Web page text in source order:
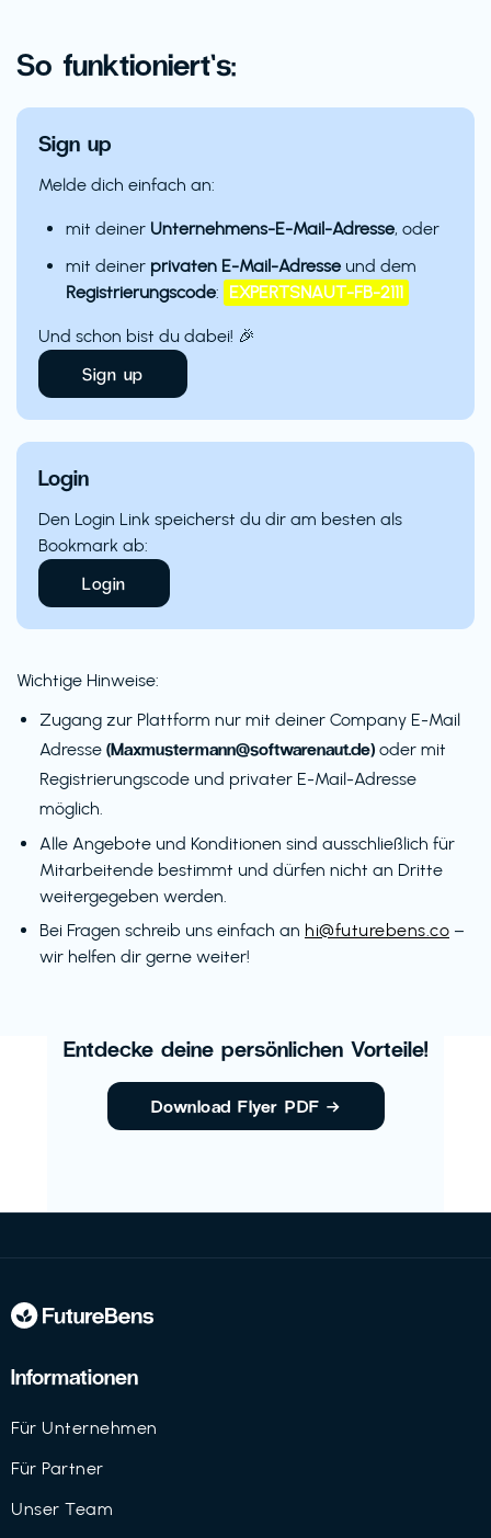
So funktioniert’s:
Sign up
Melde dich einfach an:
mit deiner Unternehmens-E-Mail-Adresse, oder
mit deiner privaten E-Mail-Adresse und dem
Registrierungscode: EXPERTSNAUT-FB-2111
Und schon bist du dabei! 🎉
Sign up
Login
Den Login Link speicherst du dir am besten als
Bookmark ab:
Login
Wichtige Hinweise:
Zugang zur Plattform nur mit deiner Company E-Mail
Adresse (Maxmustermann@softwarenaut.de) oder mit
Registrierungscode und privater E-Mail-Adresse
möglich.
Alle Angebote und Konditionen sind ausschließlich für
Mitarbeitende bestimmt und dürfen nicht an Dritte
weitergegeben werden.
Bei Fragen schreib uns einfach an hi@futurebens.co –
wir helfen dir gerne weiter!
Entdecke deine persönlichen Vorteile!
Download Flyer PDF →
Informationen
Für Unternehmen
Für Partner
Unser Team